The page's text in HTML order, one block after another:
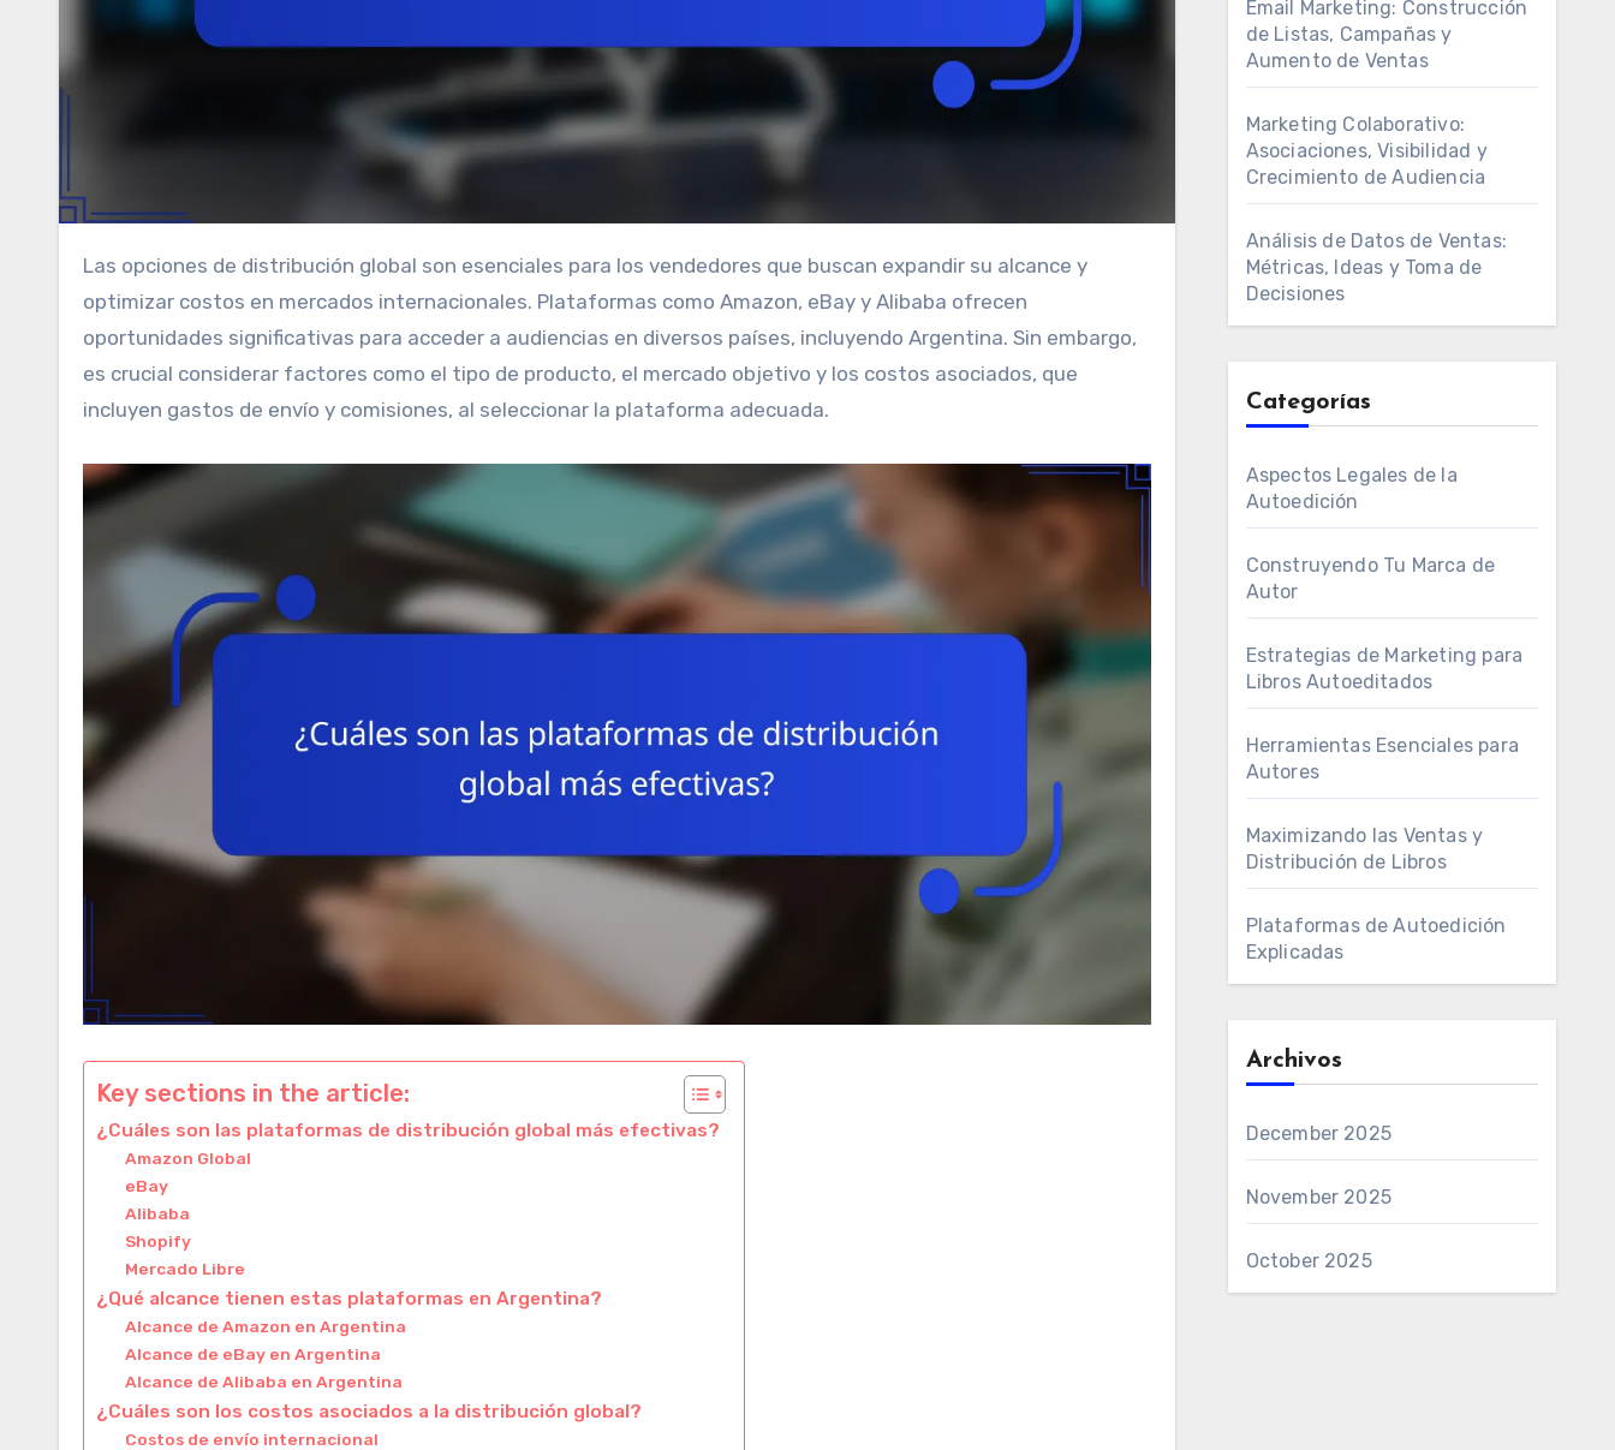
Las opciones de distribución global son esenciales para los vendedores que buscan expandir su alcance y
optimizar costos en mercados internacionales. Plataformas como Amazon, eBay y Alibaba ofrecen
oportunidades significativas para acceder a audiencias en diversos países, incluyendo Argentina. Sin embargo,
es crucial considerar factores como el tipo de producto, el mercado objetivo y los costos asociados, que
incluyen gastos de envío y comisiones, al seleccionar la plataforma adecuada.
Key sections in the article:
¿Cuáles son las plataformas de distribución global más efectivas?
Amazon Global
eBay
Alibaba
Shopify
Mercado Libre
¿Qué alcance tienen estas plataformas en Argentina?
Alcance de Amazon en Argentina
Alcance de eBay en Argentina
Alcance de Alibaba en Argentina
¿Cuáles son los costos asociados a la distribución global?
Costos de envío internacional
Email Marketing: Construcción
de Listas, Campañas y
Aumento de Ventas
Marketing Colaborativo:
Asociaciones, Visibilidad y
Crecimiento de Audiencia
Análisis de Datos de Ventas:
Métricas, Ideas y Toma de
Decisiones
Categorías
Aspectos Legales de la
Autoedición
Construyendo Tu Marca de
Autor
Estrategias de Marketing para
Libros Autoeditados
Herramientas Esenciales para
Autores
Maximizando las Ventas y
Distribución de Libros
Plataformas de Autoedición
Explicadas
Archivos
December 2025
November 2025
October 2025